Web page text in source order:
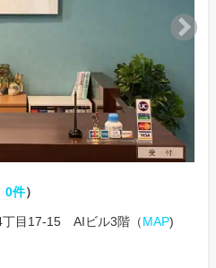
0件）
丁目17-15 AIビル3階（MAP)